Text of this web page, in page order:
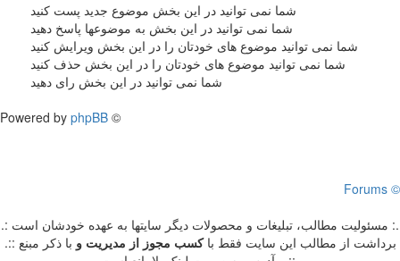
شما نمی توانید در این بخش موضوع جدید پست کنید
شما نمی توانید در این بخش به موضوعها پاسخ دهید
شما نمی توانید موضوع های خودتان را در این بخش ویرایش کنید
شما نمی توانید موضوع های خودتان را در این بخش حذف کنید
شما نمی توانید در این بخش رای دهید
Powered by phpBB ©
Forums ©
.: مسئوليت مطالب، تبليغات و محصولات ديگر سايتها به عهده خودشان است :.
.:: برداشت از مطالب اين سايت فقط باکسب مجوز از مدیریت و با ذکر مبنع